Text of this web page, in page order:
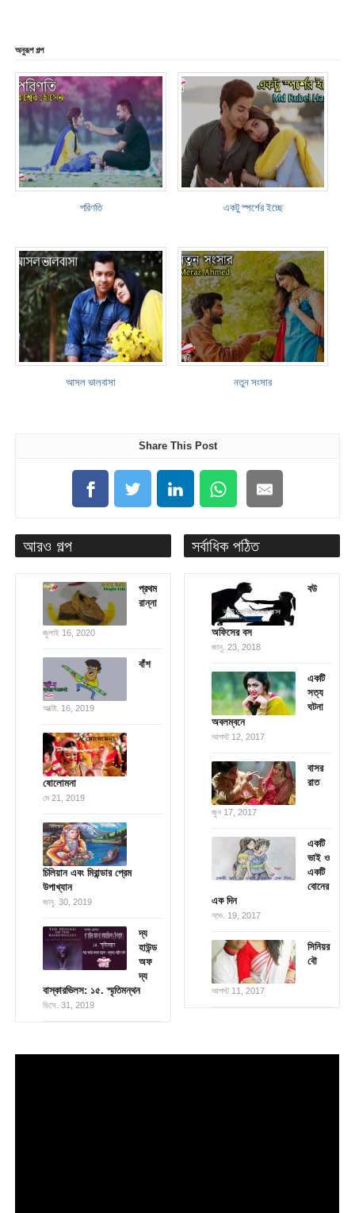
অনুরূপ গল্প
পরিণতি একটু স্পর্শের ইচ্ছে
আসল ভালবাসা নতুন সংসার
Share This Post
আরও গল্প
প্রথম
রান্না
জুলাই 16, 2020
বাঁশ
অক্টো. 16, 2019
ষোলোমনা
মে 21, 2019
চিলিয়ান এবং মিরান্ডার প্রেম
উপাখ্যান
জানু. 30, 2019
দ্য
হাউন্ড
অফ
দ্য
বাস্কারভিলস: ১৫. স্মৃতিমন্থন
ডিসে. 31, 2019
সর্বাধিক পঠিত
বউ
অফিসের বস
জানু. 23, 2018
একটি
সত্য
ঘটনা
অবলম্বনে
আগস্ট 12, 2017
বাসর
রাত
জুন 17, 2017
একটি
ভাই ও
একটি
বোনের
এক দিন
নভে. 19, 2017
সিনিয়র
বৌ
আগস্ট 11, 2017